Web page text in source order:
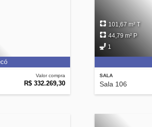
Valor compra
R$ 332.269,30
SALA
Sala 106
101,67 m² T
44,79 m² P
1